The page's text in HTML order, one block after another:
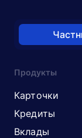
Продукты
Карточки
Кредиты
Вклады